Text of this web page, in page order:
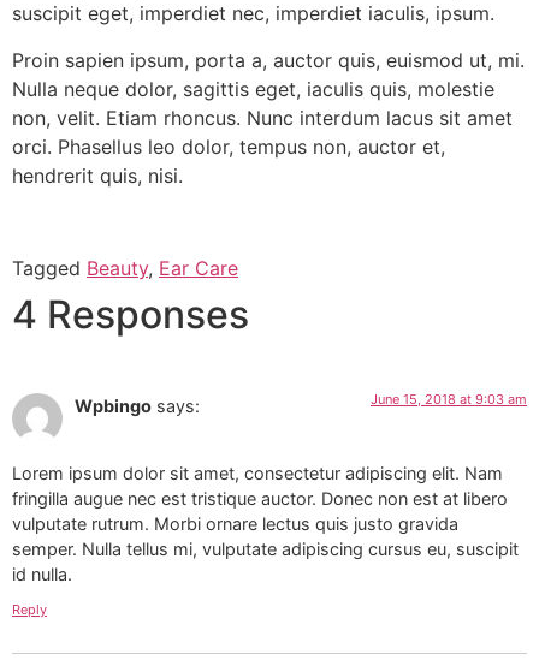
suscipit eget, imperdiet nec, imperdiet iaculis, ipsum.
Proin sapien ipsum, porta a, auctor quis, euismod ut, mi.
Nulla neque dolor, sagittis eget, iaculis quis, molestie
non, velit. Etiam rhoncus. Nunc interdum lacus sit amet
orci. Phasellus leo dolor, tempus non, auctor et,
hendrerit quis, nisi.
Tagged Beauty, Ear Care
4 Responses
Wpbingo says: June 15, 2018 at 9:03 am
Lorem ipsum dolor sit amet, consectetur adipiscing elit. Nam
fringilla augue nec est tristique auctor. Donec non est at libero
vulputate rutrum. Morbi ornare lectus quis justo gravida
semper. Nulla tellus mi, vulputate adipiscing cursus eu, suscipit
id nulla.
Reply